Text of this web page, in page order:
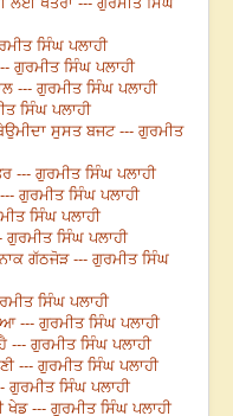
ਸਿੰਘ ਪਲਾਹੀ
ਸਿੰਘ ਪਲਾਹੀ
--- ਗੁਰਮੀਤ ਸਿੰਘ ਪਲਾਹੀ
ਸਿੰਘ ਪਲਾਹੀ
ਸੁਸਤ ਬਜਟ --- ਗੁਰਮੀਤ
--- ਗੁਰਮੀਤ ਸਿੰਘ ਪਲਾਹੀ
ਗੁਰਮੀਤ ਸਿੰਘ ਪਲਾਹੀ
ਸਿੰਘ ਪਲਾਹੀ
ਸਿੰਘ ਪਲਾਹੀ
ਗੱਠਜੋੜ --- ਗੁਰਮੀਤ ਸਿੰਘ
ਸਿੰਘ ਪਲਾਹੀ
--- ਗੁਰਮੀਤ ਸਿੰਘ ਪਲਾਹੀ
--- ਗੁਰਮੀਤ ਸਿੰਘ ਪਲਾਹੀ
--- ਗੁਰਮੀਤ ਸਿੰਘ ਪਲਾਹੀ
ਗੁਰਮੀਤ ਸਿੰਘ ਪਲਾਹੀ
--- ਗੁਰਮੀਤ ਸਿੰਘ ਪਲਾਹੀ